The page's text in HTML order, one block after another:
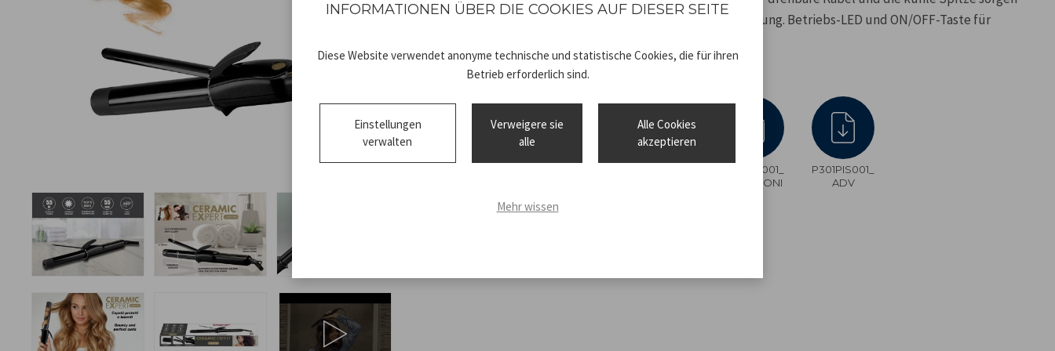
für maximalen Komfort bei der Anwendung. Betriebs-LED und ON/OFF-Taste für
P301PIS001_
ISTRUZIONI
P301PIS001_
ADV
INFORMATIONEN ÜBER DIE COOKIES AUF DIESER SEITE
Diese Website verwendet anonyme technische und statistische Cookies, die für ihren
Betrieb erforderlich sind.
Einstellungen
verwalten
Verweigere sie
alle
Alle Cookies
akzeptieren
Mehr wissen